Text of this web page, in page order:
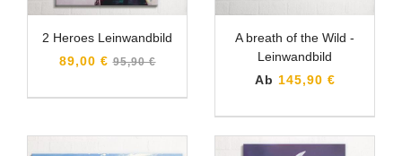
2 Heroes Leinwandbild
89,00 € Normaler
95,90 €
A breath of the Wild -
Leinwandbild
Ab 145,90 €